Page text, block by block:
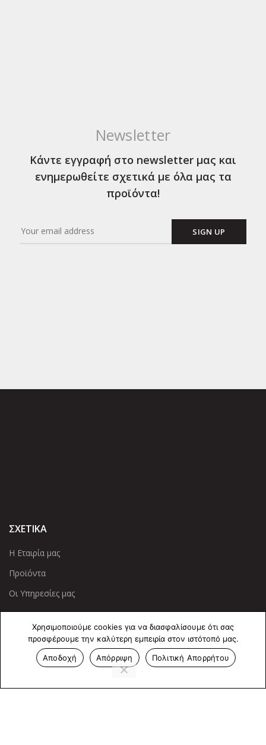
Newsletter
Κάντε εγγραφή στο newsletter μας και
ενημερωθείτε σχετικά με όλα μας τα
προϊόντα!
ΣΧΕΤΙΚΑ
Η Εταιρία μας
Προϊόντα
Οι Υπηρεσίες μας
ΠΛΗΡΟΦΟΡΙΕΣ
Πολιτική Απορρήτου
Cookies
Επικοινωνία
Χρησιμοποιούμε cookies για να διασφαλίσουμε ότι σας
προσφέρουμε την καλύτερη εμπειρία στον ιστότοπό μας.
Αποδοχή
Απόρριψη Πολιτική Απορρήτου